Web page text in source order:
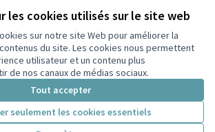
les cookies utilisés sur le site web
sur notre site Web pour améliorer la
du site. Les cookies nous permettent
utilisateur et un contenu plus
de nos canaux de médias sociaux.
Tout accepter
seulement les cookies essentiels
sur Xsur Facebook
Villeurbanne sur Instagram
Villeurbanne sur YouTube
externe)
Licence
(Lien